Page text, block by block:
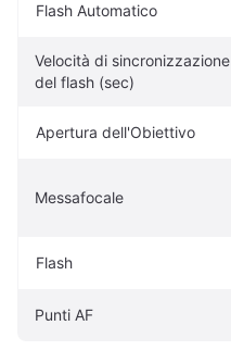
Flash Automatico
Velocità di sincronizzazione
del flash (sec)
Apertura dell'Obiettivo
Messafocale
Flash
Punti AF